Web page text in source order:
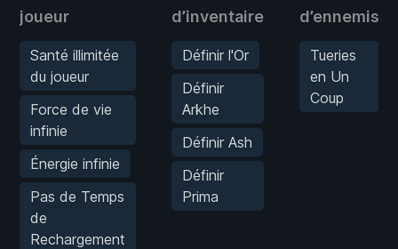
joueur
Santé illimitée
du joueur
Force de vie
infinie
Énergie infinie
Pas de Temps
de
Rechargement
d’inventaire
Définir l'Or
Définir
Arkhe
Définir Ash
Définir
Prima
d’ennemis
Tueries
en Un
Coup